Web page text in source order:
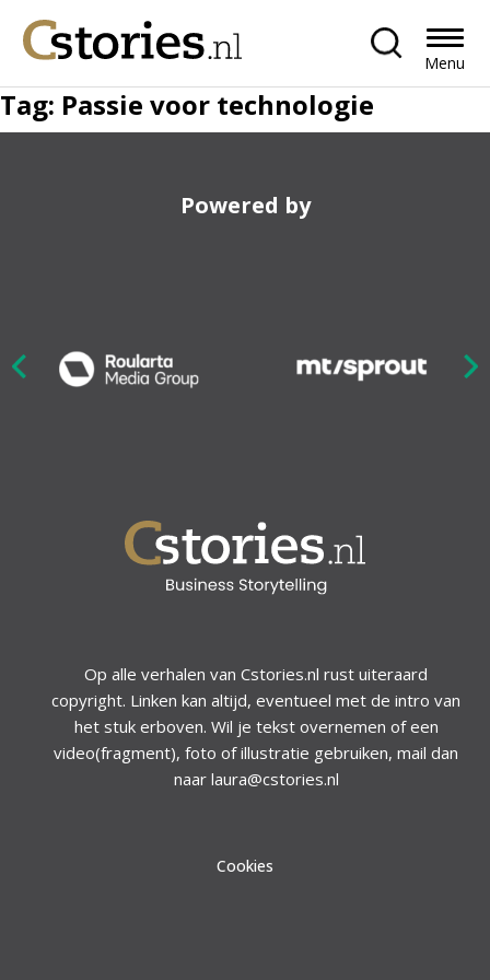
Menu
Tag: Passie voor technologie
Powered by
Op alle verhalen van Cstories.nl rust uiteraard
copyright. Linken kan altijd, eventueel met de intro van
het stuk erboven. Wil je tekst overnemen of een
video(fragment), foto of illustratie gebruiken, mail dan
naar laura@cstories.nl
Cookies